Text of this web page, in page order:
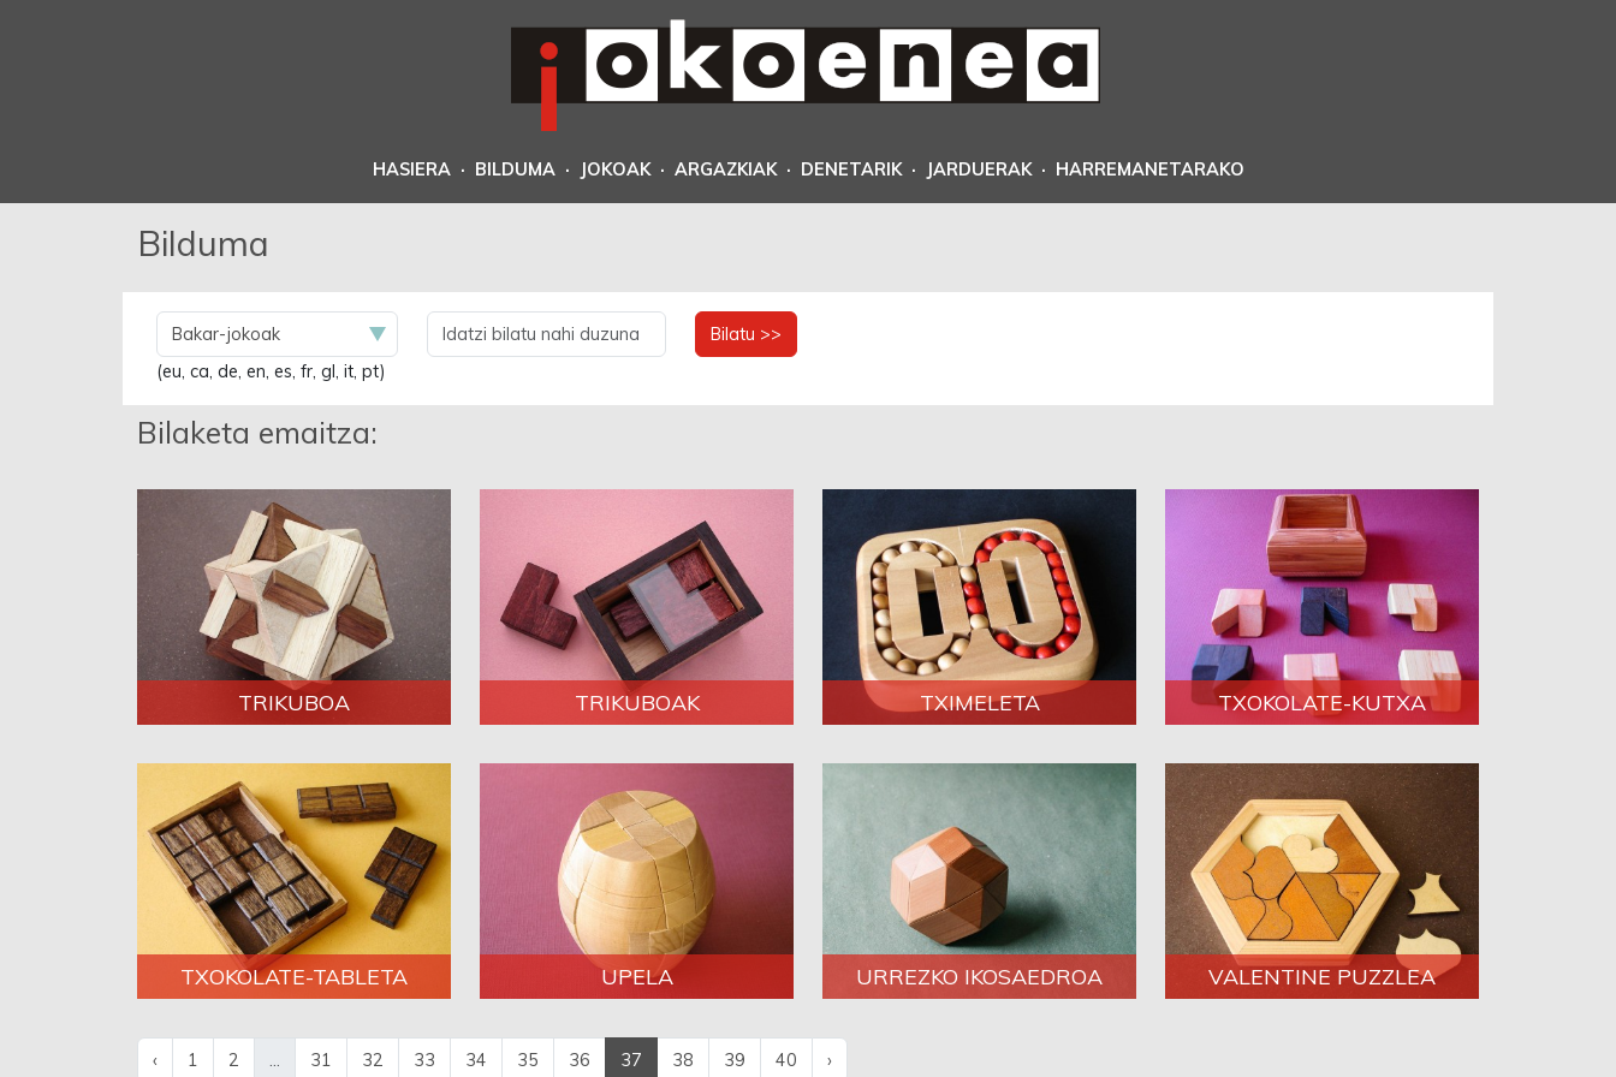
HASIERA · BILDUMA · JOKOAK · ARGAZKIAK · DENETARIK · JARDUERAK · HARREMANETARAKO
Bilduma
Bilatu >>
(eu, ca, de, en, es, fr, gl, it, pt)
Bilaketa emaitza:
TRIKUBOA TRIKUBOAK TXIMELETA TXOKOLATE-KUTXA
TXOKOLATE-TABLETA UPELA URREZKO IKOSAEDROA VALENTINE PUZZLEA
‹ 1 2 31 32 33 34 35 36 37 38 39 40 ›